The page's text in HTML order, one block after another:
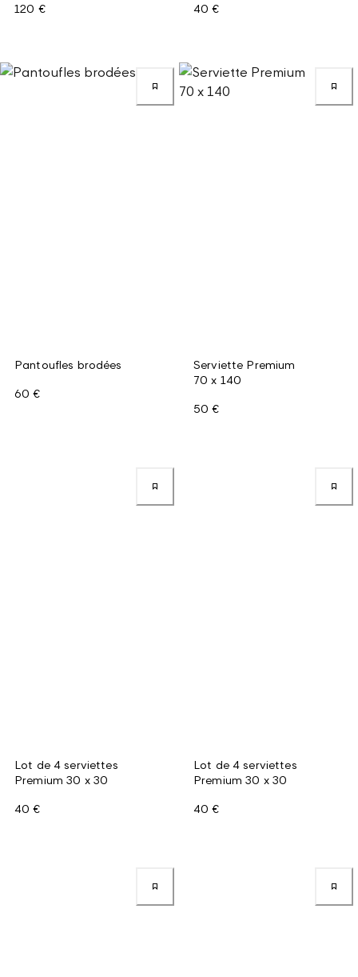
120 € 40 €
Pantoufles brodées
60 €
Serviette Premium
70 x 140
50 €
Lot de 4 serviettes
Premium 30 x 30
40 €
Lot de 4 serviettes
Premium 30 x 30
40 €